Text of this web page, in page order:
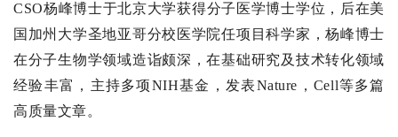
CSO杨峰博士于北京大学获得分子医学博士学位，后在美
国加州大学圣地亚哥分校医学院任项目科学家，杨峰博士
在分子生物学领域造诣颇深，在基础研究及技术转化领域
经验丰富，主持多项NIH基金，发表Nature，Cell等多篇
高质量文章。